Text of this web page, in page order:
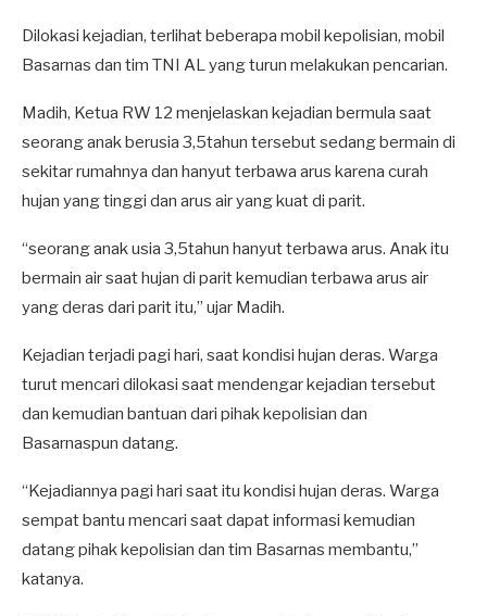
Dilokasi kejadian, terlihat beberapa mobil kepolisian, mobil
Basarnas dan tim TNI AL yang turun melakukan pencarian.
Madih, Ketua RW 12 menjelaskan kejadian bermula saat
seorang anak berusia 3,5tahun tersebut sedang bermain di
sekitar rumahnya dan hanyut terbawa arus karena curah
hujan yang tinggi dan arus air yang kuat di parit.
“seorang anak usia 3,5tahun hanyut terbawa arus. Anak itu
bermain air saat hujan di parit kemudian terbawa arus air
yang deras dari parit itu,” ujar Madih.
Kejadian terjadi pagi hari, saat kondisi hujan deras. Warga
turut mencari dilokasi saat mendengar kejadian tersebut
dan kemudian bantuan dari pihak kepolisian dan
Basarnaspun datang.
“Kejadiannya pagi hari saat itu kondisi hujan deras. Warga
sempat bantu mencari saat dapat informasi kemudian
datang pihak kepolisian dan tim Basarnas membantu,”
katanya.